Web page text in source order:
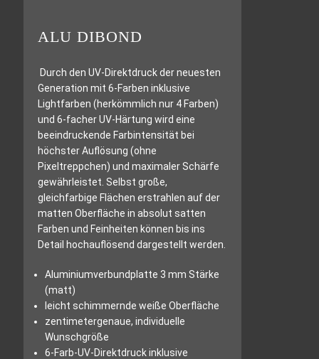
ALU DIBOND
Durch den UV-Direktdruck der neuesten
Generation mit 6-Farben inklusive
Lightfarben (herkömmlich nur 4 Farben)
und 6-facher UV-Härtung wird eine
beeindruckende Farbintensität bei
höchster Auflösung (ohne
Pixeltreppchen) und maximaler Schärfe
gewährleistet. Selbst große,
gleichfarbige Flächen erstrahlen auf der
matten Oberfläche in absolut satten
Farben und Feinheiten können bis ins
Detail hochauflösend dargestellt werden.
Aluminiumverbundplatte 3 mm Stärke
(matt)
leicht schimmernde weiße Oberfläche
zentimetergenaue, individuelle
Wunschgröße
6-Farb-UV-Direktdruck inklusive